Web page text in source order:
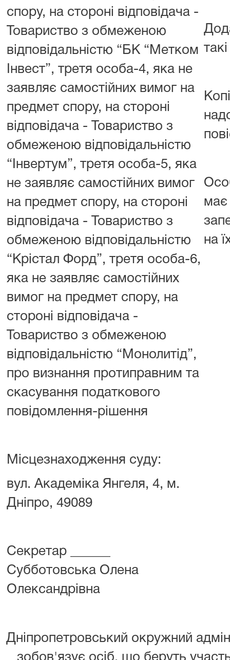
спору, на стороні відповідача -
Товариство з обмеженою
відповідальністю “БК “Метком
Інвест”, третя особа-4, яка не
заявляє самостійних вимог на
предмет спору, на стороні
відповідача - Товариство з
обмеженою відповідальністю
“Інвертум”, третя особа-5, яка
не заявляє самостійних вимог
на предмет спору, на стороні
відповідача - Товариство з
обмеженою відповідальністю
“Крістал Форд”, третя особа-6,
яка не заявляє самостійних
вимог на предмет спору, на
стороні відповідача -
Товариство з обмеженою
відповідальністю “Монолитід”,
про визнання протиправним та
скасування податкового
повідомлення-рішення
Місцезнаходження суду:
вул. Академіка Янгеля, 4, м.
Дніпро, 49089
Секретар ______
Субботовська Олена
Олександрівна
має
на
Дніпропетровський окружний
зобов'язує осіб, що беруть